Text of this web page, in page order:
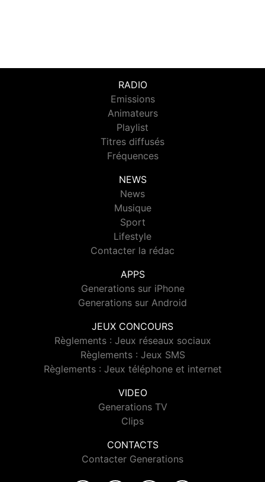
RADIO
Emissions
Animateurs
Playlist
Titres diffusés
Fréquences
NEWS
News
Musique
Sport
Lifestyle
Contacter la rédac
APPS
Generations sur iPhone
Generations sur Android
JEUX CONCOURS
Règlements : Jeux réseaux sociaux
Règlements : Jeux SMS
Règlements : Jeux téléphone et internet
VIDEO
Generations TV
Clips
CONTACTS
Contacter Generations